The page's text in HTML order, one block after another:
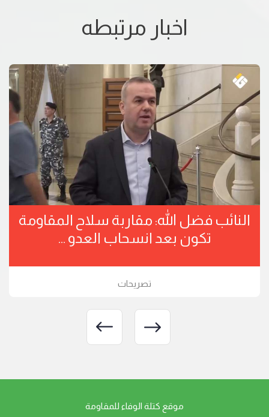
اخبار مرتبطه
النائب فضل الله: مقاربة سلاح المقاومة
تكون بعد انسحاب العدو ...
تصريحات
موقع كتلة الوفاء للمقاومة